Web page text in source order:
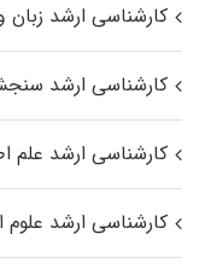
کارشناسی ارشد زبان
کارشناسی ارشد
کارشناسی ارشد
کارشناسی ارشد علوم